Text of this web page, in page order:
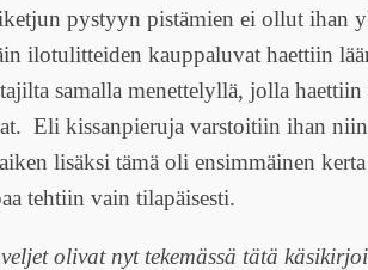
pystyyn pistämien ei ollut ihan
ilotulitteiden kauppaluvat haettiin
samalla menettelyllä, jolla
Eli kissanpieruja varstoitiin ihan
lisäksi tämä oli ensimmäinen kerta
tehtiin vain tilapäisesti.
olivat nyt tekemässä tätä